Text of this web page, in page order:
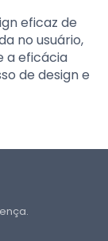
eficaz de
no usuário,
a eficácia
de design e